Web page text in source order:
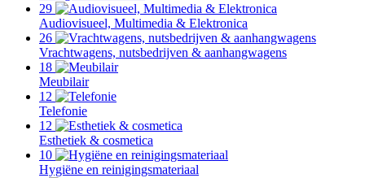
29
Audiovisueel, Multimedia & Elektronica
26
Vrachtwagens, nutsbedrijven & aanhangwagens
18
Meubilair
12
Telefonie
12
Esthetiek & cosmetica
10
Hygiëne en reinigingsmateriaal